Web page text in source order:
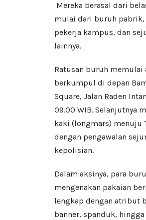
Mereka berasal dari
mulai dari buruh
pekerja kampus, dan
lainnya.
Ratusan buruh memulai
berkumpul di depan
Square, Jalan Raden
09.00 WIB. Selanjutnya
kaki (longmars) menuju
dengan pengawalan
kepolisian.
Dalam aksinya, para
mengenakan pakaian
lengkap dengan atribut
banner, spanduk,